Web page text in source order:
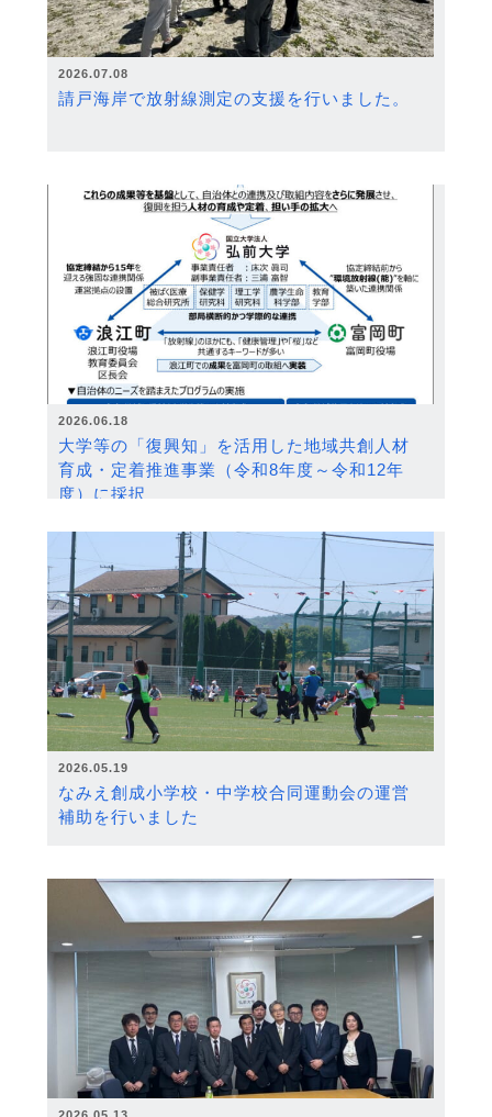
2026.07.08
請戸海岸で放射線測定の支援を行いました。
2026.06.18
大学等の「復興知」を活用した地域共創人材
育成・定着推進事業（令和8年度～令和12年
度）に採択
2026.05.19
なみえ創成小学校・中学校合同運動会の運営
補助を行いました